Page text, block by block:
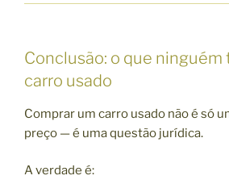
Conclusão: o que
carro usado
Comprar um carro usado não é só
preço — é uma questão jurídica.
A verdade é: